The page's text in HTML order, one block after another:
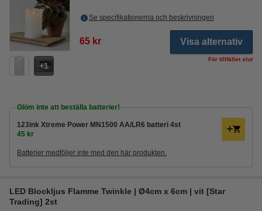
1
Se specifikationerna och beskrivningen
65 kr Visa alternativ
För tillfället slut
Glöm inte att beställa batterier!
123ink Xtreme Power MN1500 AA/LR6 batteri 4st
45 kr
Batterier medföljer inte med den här produkten.
LED Blockljus Flamme Twinkle | Ø4cm x 6cm | vit [Star
Trading] 2st